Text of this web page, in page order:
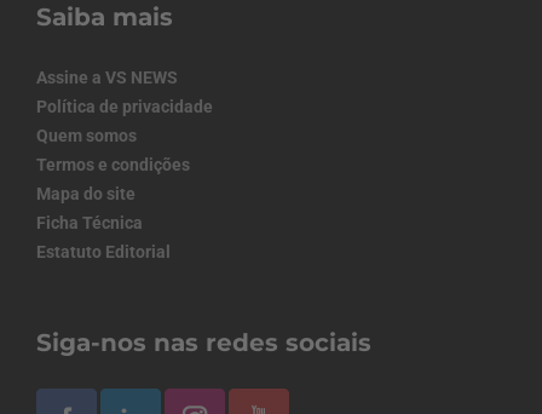
Saiba mais
Assine a VS NEWS
Política de privacidade
Quem somos
Termos e condições
Mapa do site
Ficha Técnica
Estatuto Editorial
Siga-nos nas redes sociais